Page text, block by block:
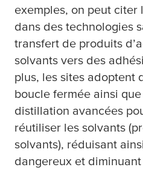
exemples, on peut citer
dans des technologies
transfert de produits
solvants vers des
plus, les sites adoptent
boucle fermée ainsi
distillation avancées
réutiliser les solvants
solvants), réduisant
dangereux et diminuant